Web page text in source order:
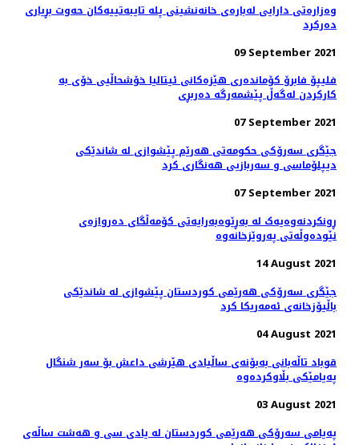
وەزارەتی دارایی لەبارەی خانەنشینی پلە تایبەتییەکان حەوت بڕیاری
دەرکرد
09 September 2021
فلیپۆ فابرۆ کۆماندەری هێزەکانی ئیتالیا خۆشحاڵیی خۆی بە
كاركردن لەگەڵ پێشمەرگە دەربڕی
07 September 2021
جێگری سەرۆکی حکومەتی هەرێم پێشوازی لە شاندێکی
دیپلۆماسی و سەربازیی هەنگاری کرد
07 September 2021
ڕونکردنەوەیەک لە بەڕێوەبەرایەتی کۆمەڵگای دەروازەی
نێودەوڵەتی پەروێزخانەوە
14 August 2021
جێگری سەرۆکی هەرێمی کوردستان پێشوازی لە شاندێکی
باڵیۆزخانه‌ی ئه‌مه‌ریکا کرد
04 August 2021
قوباد تاڵەبانی بەبۆنەی ساڵیادی هێرشی داعش بۆ سەر شنگال
پەیامێکی بڵاوکردەوە
03 August 2021
پەیامی سەرۆکی هەرێمی کوردستان له‌ يادى سى و هه‌شت ساڵه‌ى